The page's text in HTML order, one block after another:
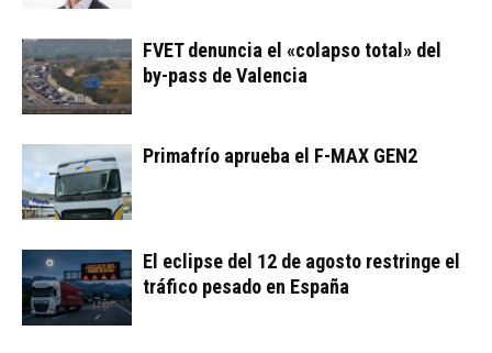
FVET denuncia el «colapso total» del
by-pass de Valencia
Primafrío aprueba el F-MAX GEN2
El eclipse del 12 de agosto restringe el
tráfico pesado en España